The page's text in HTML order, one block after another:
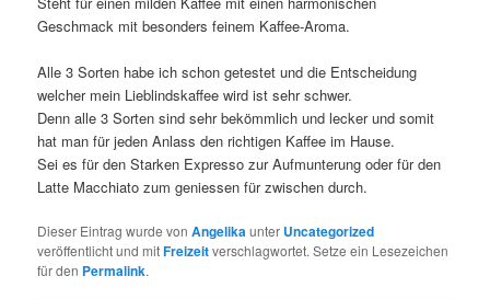
Geschmack mit besonders feinem Kaffee-Aroma.
Alle 3 Sorten habe ich schon getestet und die Entscheidung
welcher mein Lieblindskaffee wird ist sehr schwer.
Denn alle 3 Sorten sind sehr bekömmlich und lecker und somit
hat man für jeden Anlass den richtigen Kaffee im Hause.
Sei es für den Starken Expresso zur Aufmunterung oder für den
Latte Macchiato zum geniessen für zwischen durch.
Dieser Eintrag wurde vonAngelikaunter Uncategorized
veröffentlicht und mitFreizeitverschlagwortet. Setze ein Lesezeichen
für den Permalink.